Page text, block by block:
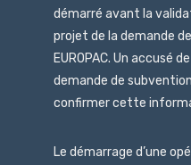
démarré avant la
projet de la demande
EUROPAC. Un accusé
demande de
confirmer cette
Le démarrage d’une